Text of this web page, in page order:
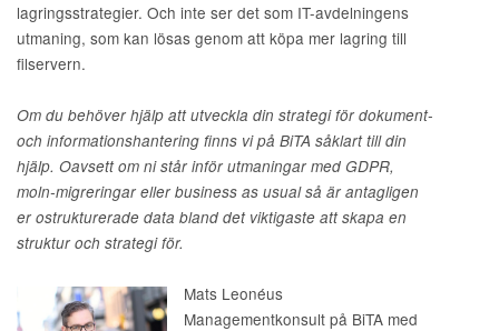
lagringsstrategier. Och inte ser det som IT-avdelningens
utmaning, som kan lösas genom att köpa mer lagring till
filservern.
Om du behöver hjälp att utveckla din strategi för dokument-
och informationshantering finns vi på BiTA såklart till din
hjälp. Oavsett om ni står inför utmaningar med GDPR,
moln-migreringar eller business as usual så är antagligen
er ostrukturerade data bland det viktigaste att skapa en
struktur och strategi för.
Mats Leonéus
Managementkonsult på BiTA med